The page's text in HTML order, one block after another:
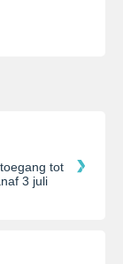
tot
3 juli